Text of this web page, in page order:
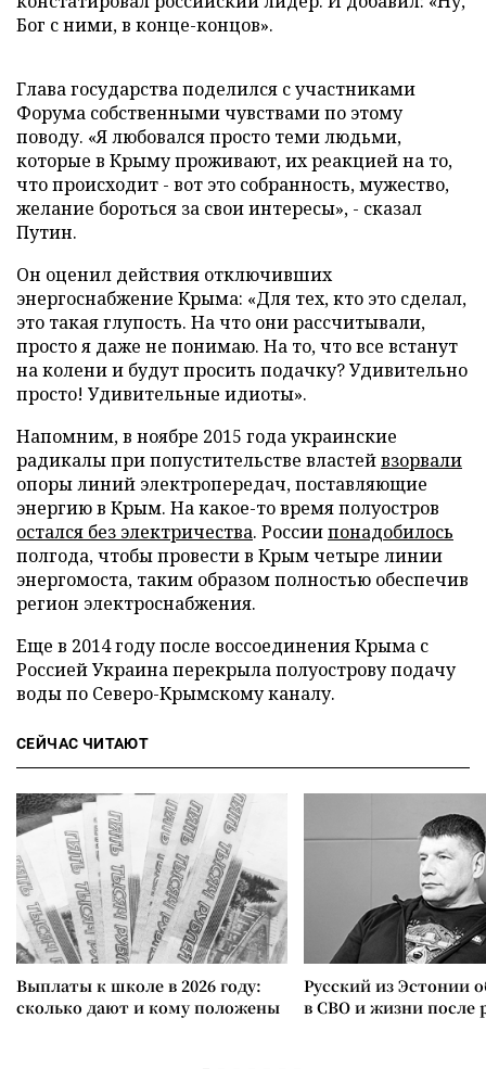
Бог с ними, в конце-концов».
Глава государства поделился с участниками
Форума собственными чувствами по этому
поводу. «Я любовался просто теми людьми,
которые в Крыму проживают, их реакцией на то,
что происходит - вот это собранность, мужество,
желание бороться за свои интересы», - сказал
Путин.
Он оценил действия отключивших
энергоснабжение Крыма: «Для тех, кто это сделал,
это такая глупость. На что они рассчитывали,
просто я даже не понимаю. На то, что все встанут
на колени и будут просить подачку? Удивительно
просто! Удивительные идиоты».
Напомним, в ноябре 2015 года украинские
радикалы при попустительстве властейвзорвали
опоры линий электропередач, поставляющие
энергию в Крым. На какое-то время полуостров
остался без электричества. Россиипонадобилось
полгода, чтобы провести в Крым четыре линии
энергомоста, таким образом полностью обеспечив
регион электроснабжения.
Еще в 2014 году после воссоединения Крыма с
Россией Украина перекрыла полуострову подачу
воды по Северо-Крымскому каналу.
СЕЙЧАС ЧИТАЮТ
Выплаты к школе в 2026 году:
сколько дают и кому положены
Русский из Эстонии
в СВО и жизни после